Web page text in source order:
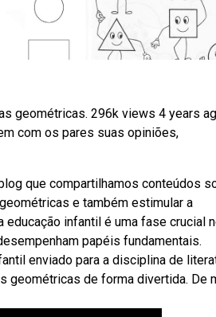
geométricas. 296k views 4 years
com os pares suas opiniões,
que compartilhamos conteúdos
e também estimular a
educação infantil é uma fase crucial
papéis fundamentais.
enviado para a disciplina de
geométricas de forma divertida. De